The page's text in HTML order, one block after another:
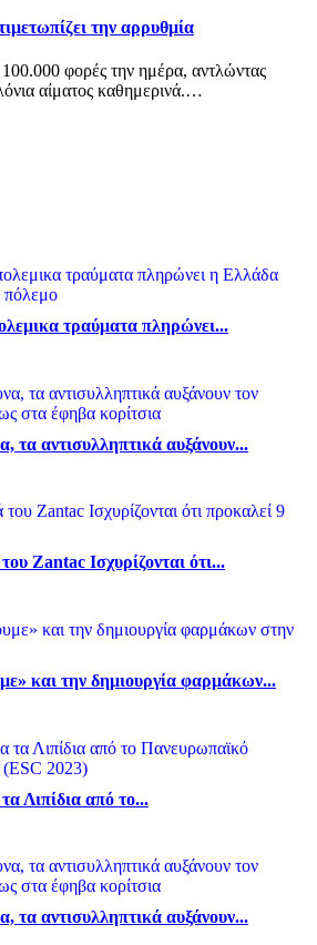
την αρρυθμία
φορές την ημέρα, αντλώντας
αίματος καθημερινά.…
τραύματα πληρώνει...
τα αντισυλληπτικά αυξάνουν...
Zantac Ισχυρίζονται ότι...
και την δημιουργία φαρμάκων...
Λιπίδια από το...
τα αντισυλληπτικά αυξάνουν...